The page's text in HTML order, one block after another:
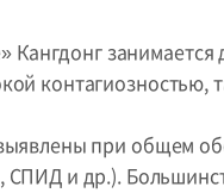
занимается
контагиозностью,
при общем
СПИД и др.).